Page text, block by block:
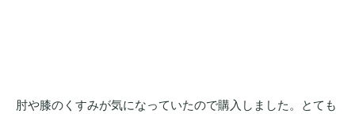
肘や膝のくすみが気になっていたので購入しました。とても